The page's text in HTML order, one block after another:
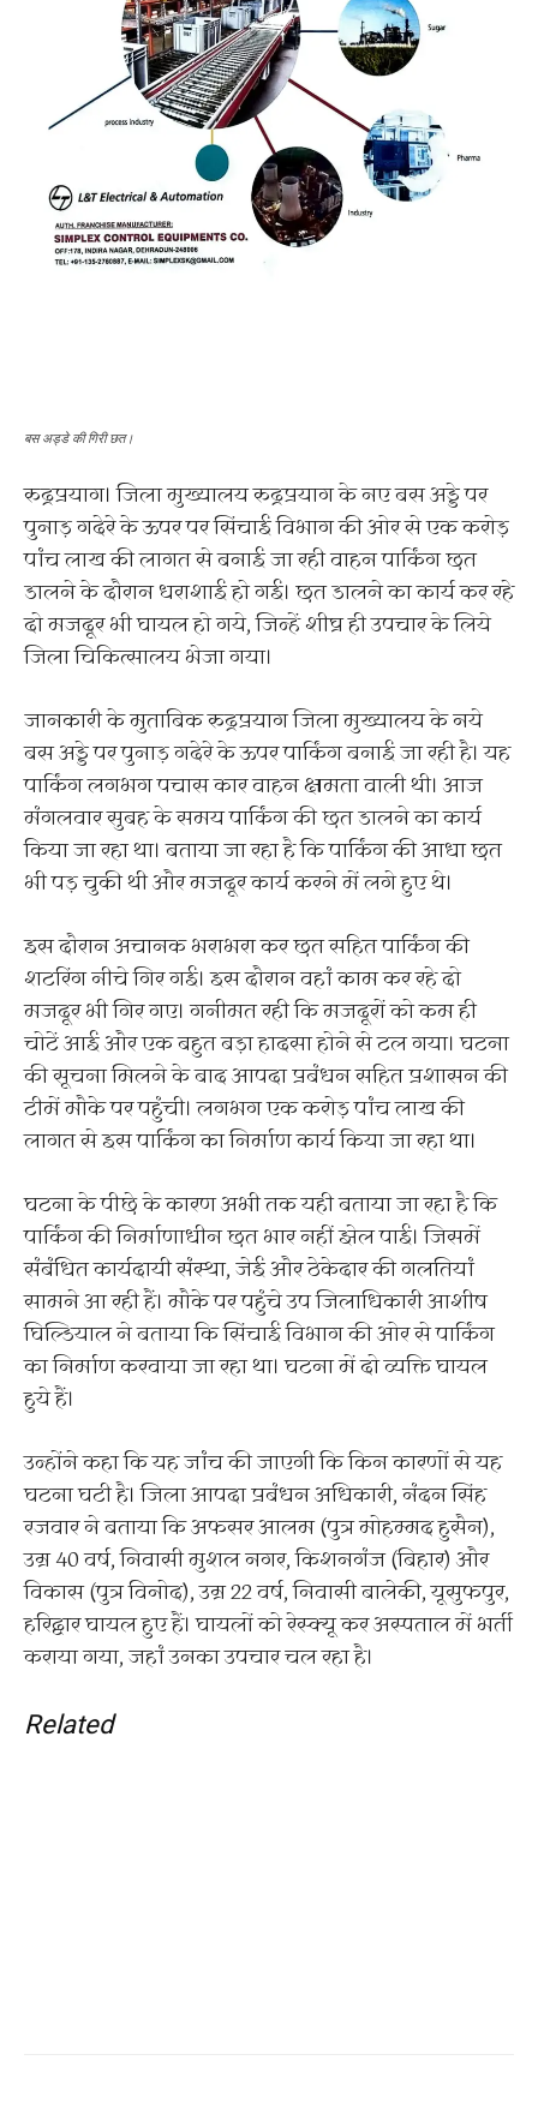
बस अड्डे की गिरी छत।
रुद्रप्रयाग। जिला मुख्यालय रुद्रप्रयाग के नए बस अड्डे पर
पुनाड़ गदेरे के ऊपर पर सिंचाई विभाग की ओर से एक करोड़
पांच लाख की लागत से बनाई जा रही वाहन पार्किंग छत
डालने के दौरान धराशाई हो गई। छत डालने का कार्य कर रहे
दो मजदूर भी घायल हो गये, जिन्हें शीघ्र ही उपचार के लिये
जिला चिकित्सालय भेजा गया।
जानकारी के मुताबिक रुद्रप्रयाग जिला मुख्यालय के नये
बस अड्डे पर पुनाड़ गदेरे के ऊपर पार्किंग बनाई जा रही है। यह
पार्किंग लगभग पचास कार वाहन क्षमता वाली थी। आज
मंगलवार सुबह के समय पार्किंग की छत डालने का कार्य
किया जा रहा था। बताया जा रहा है कि पार्किंग की आधा छत
भी पड़ चुकी थी और मजदूर कार्य करने में लगे हुए थे।
इस दौरान अचानक भराभरा कर छत सहित पार्किंग की
शटरिंग नीचे गिर गई। इस दौरान वहां काम कर रहे दो
मजदूर भी गिर गए। गनीमत रही कि मजदूरों को कम ही
चोटें आई और एक बहुत बड़ा हादसा होने से टल गया। घटना
की सूचना मिलने के बाद आपदा प्रबंधन सहित प्रशासन की
टीमें मौके पर पहुंची। लगभग एक करोड़ पांच लाख की
लागत से इस पार्किंग का निर्माण कार्य किया जा रहा था।
घटना के पीछे के कारण अभी तक यही बताया जा रहा है कि
पार्किंग की निर्माणाधीन छत भार नहीं झेल पाई। जिसमें
संबंधित कार्यदायी संस्था, जेई और ठेकेदार की गलतियां
सामने आ रही हैं। मौके पर पहुंचे उप जिलाधिकारी आशीष
घिल्डियाल ने बताया कि सिंचाई विभाग की ओर से पार्किंग
का निर्माण करवाया जा रहा था। घटना में दो व्यक्ति घायल
हुये हैं।
उन्होंने कहा कि यह जांच की जाएगी कि किन कारणों से यह
घटना घटी है। जिला आपदा प्रबंधन अधिकारी, नंदन सिंह
रजवार ने बताया कि अफसर आलम (पुत्र मोहम्मद हुसैन),
उम्र 40 वर्ष, निवासी मुशल नगर, किशनगंज (बिहार) और
विकास (पुत्र विनोद), उम्र 22 वर्ष, निवासी बालेकी, यूसुफपुर,
हरिद्वार घायल हुए हैं। घायलों को रेस्क्यू कर अस्पताल में भर्ती
कराया गया, जहां उनका उपचार चल रहा है।
Related